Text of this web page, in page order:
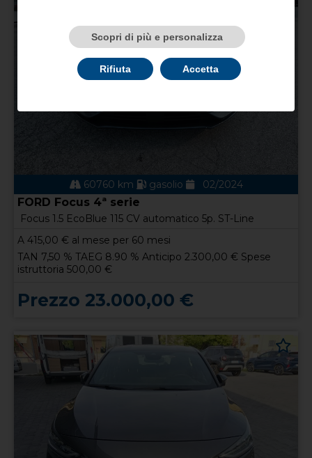
60760 km gasolio 02/2024
FORD Focus 4ª serie
Focus 1.5 EcoBlue 115 CV automatico 5p. ST-Line
A 415,00 € al mese per 60 mesi
TAN 7,50 % TAEG 8.90 % Anticipo 2.300,00 € Spese
istruttoria 500,00 €
Prezzo 23.000,00 €
Scopri di più e personalizza
Rifiuta Accetta